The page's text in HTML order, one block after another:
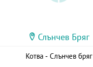
Слънчев Бряг
Котва - Слънчев бряг